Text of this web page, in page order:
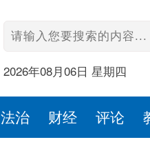
2026年08月06日 星期四
法治 财经 评论